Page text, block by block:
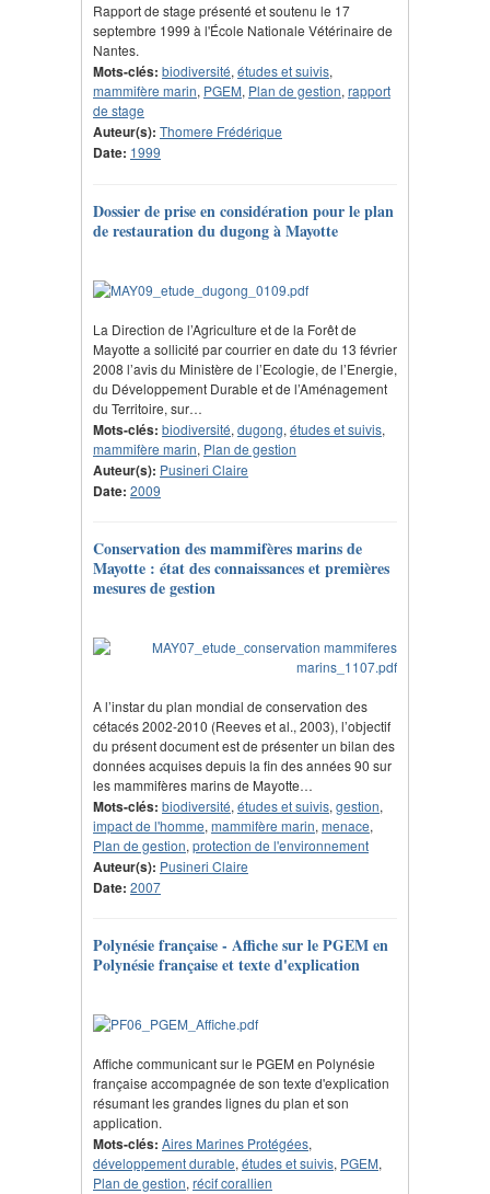
Rapport de stage présenté et soutenu le 17
septembre 1999 à l'École Nationale Vétérinaire de
Nantes.
Mots-clés: biodiversité, études et suivis,
mammifère marin, PGEM, Plan de gestion, rapport
de stage
Auteur(s): Thomere Frédérique
Date: 1999
Dossier de prise en considération pour le plan
de restauration du dugong à Mayotte
La Direction de l’Agriculture et de la Forêt de
Mayotte a sollicité par courrier en date du 13 février
2008 l’avis du Ministère de l’Ecologie, de l’Energie,
du Développement Durable et de l’Aménagement
du Territoire, sur…
Mots-clés: biodiversité, dugong, études et suivis,
mammifère marin, Plan de gestion
Auteur(s): Pusineri Claire
Date: 2009
Conservation des mammifères marins de
Mayotte : état des connaissances et premières
mesures de gestion
A l’instar du plan mondial de conservation des
cétacés 2002-2010 (Reeves et al., 2003), l’objectif
du présent document est de présenter un bilan des
données acquises depuis la fin des années 90 sur
les mammifères marins de Mayotte…
Mots-clés: biodiversité, études et suivis, gestion,
impact de l'homme, mammifère marin, menace,
Plan de gestion, protection de l'environnement
Auteur(s): Pusineri Claire
Date: 2007
Polynésie française - Affiche sur le PGEM en
Polynésie française et texte d'explication
Affiche communicant sur le PGEM en Polynésie
française accompagnée de son texte d'explication
résumant les grandes lignes du plan et son
application.
Mots-clés: Aires Marines Protégées,
développement durable,études et suivis, PGEM,
Plan de gestion,récif corallien